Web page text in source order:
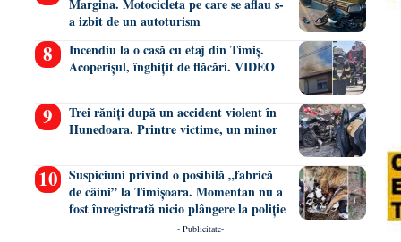
Margina. Motocicleta pe care se aflau s-
a izbit de un autoturism
Incendiu la o casă cu etaj din Timiș.
Acoperișul, înghițit de flăcări. VIDEO
Trei răniți după un accident violent în
Hunedoara. Printre victime, un minor
Suspiciuni privind o posibilă „fabrică
de câini” la Timișoara. Momentan nu a
fost înregistrată nicio plângere la poliție
- Publicitate-